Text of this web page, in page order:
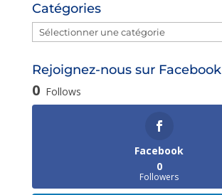
Catégories
Catégories
Rejoignez-nous sur Facebook
0 Follows
Facebook
0
Followers